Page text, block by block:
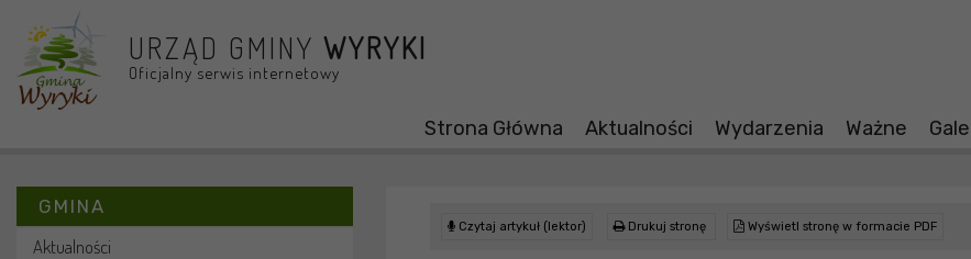
URZĄD GMINY WYRYKI
Oficjalny serwis internetowy
Strona Główna Aktualności Wydarzenia Ważne
GMINA
Aktualności
Czytaj artykuł (lektor) Drukuj stronę Wyświetl stronę w formacie PDF